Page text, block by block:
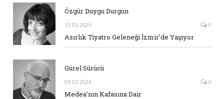
Özgür Duygu Durgun
13.03.2026 0
Asırlık Tiyatro Geleneği İzmir’de Yaşıyor
Gürel Sürücü
05.03.2026 0
Medea’nın Kafasına Dair